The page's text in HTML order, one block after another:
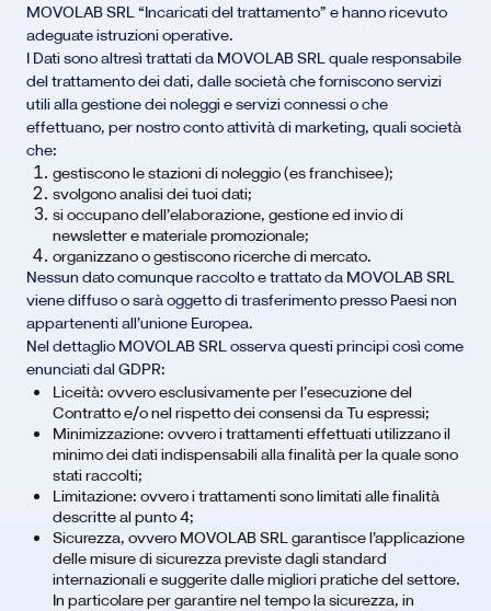
MOVOLAB SRL “Incaricati del trattamento” e hanno ricevuto
adeguate istruzioni operative.
I Dati sono altresì trattati da MOVOLAB SRL quale responsabile
del trattamento dei dati, dalle società che forniscono servizi
utili alla gestione dei noleggi e servizi connessi o che
effettuano, per nostro conto attività di marketing, quali società
che:
gestiscono le stazioni di noleggio (es franchisee);
svolgono analisi dei tuoi dati;
si occupano dell’elaborazione, gestione ed invio di
newsletter e materiale promozionale;
organizzano o gestiscono ricerche di mercato.
Nessun dato comunque raccolto e trattato da MOVOLAB SRL
viene diffuso o sarà oggetto di trasferimento presso Paesi non
appartenenti all’unione Europea.
Nel dettaglio MOVOLAB SRL osserva questi principi così come
enunciati dal GDPR:
Liceità: ovvero esclusivamente per l’esecuzione del
Contratto e/o nel rispetto dei consensi da Tu espressi;
Minimizzazione: ovvero i trattamenti effettuati utilizzano il
minimo dei dati indispensabili alla finalità per la quale sono
stati raccolti;
Limitazione: ovvero i trattamenti sono limitati alle finalità
descritte al punto 4;
Sicurezza, ovvero MOVOLAB SRL garantisce l’applicazione
delle misure di sicurezza previste dagli standard
internazionali e suggerite dalle migliori pratiche del settore.
In particolare per garantire nel tempo la sicurezza, in